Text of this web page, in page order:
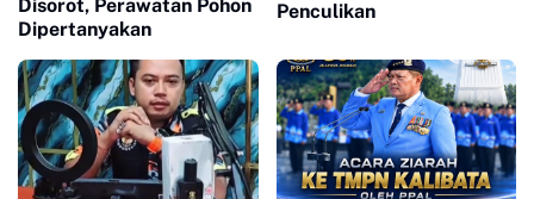
Disorot, Perawatan Pohon
Dipertanyakan
Penculikan